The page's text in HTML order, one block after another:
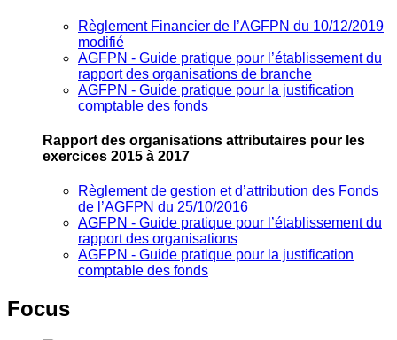
Règlement Financier de l’AGFPN du 10/12/2019
modifié
AGFPN ‐ Guide pratique pour l’établissement du
rapport des organisations de branche
AGFPN ‐ Guide pratique pour la justification
comptable des fonds
Rapport des organisations attributaires pour les
exercices 2015 à 2017
Règlement de gestion et d’attribution des Fonds
de l’AGFPN du 25/10/2016
AGFPN ‐ Guide pratique pour l’établissement du
rapport des organisations
AGFPN ‐ Guide pratique pour la justification
comptable des fonds
Focus